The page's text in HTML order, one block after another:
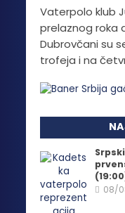
Vaterpolo klub
prelaznog roka
Dubrovčani su
trofeja i na
08/